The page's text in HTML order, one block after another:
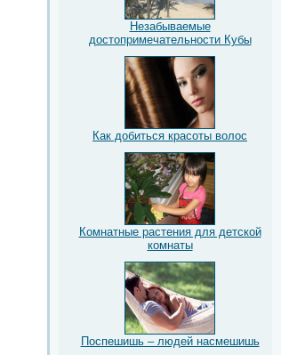
Незабываемые
достопримечательности Кубы
Как добиться красоты волос
Комнатные растения для детской
комнаты
Поспешишь – людей насмешишь